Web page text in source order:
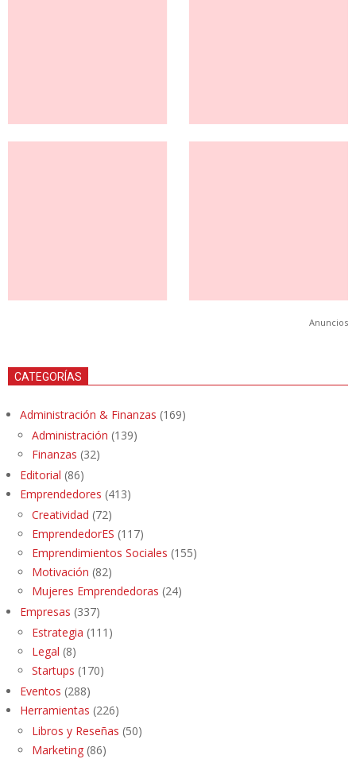
Anuncios
CATEGORÍAS
Administración & Finanzas (169)
Administración (139)
Finanzas (32)
Editorial (86)
Emprendedores (413)
Creatividad (72)
EmprendedorES (117)
Emprendimientos Sociales (155)
Motivación (82)
Mujeres Emprendedoras (24)
Empresas (337)
Estrategia (111)
Legal (8)
Startups (170)
Eventos (288)
Herramientas (226)
Libros y Reseñas (50)
Marketing (86)